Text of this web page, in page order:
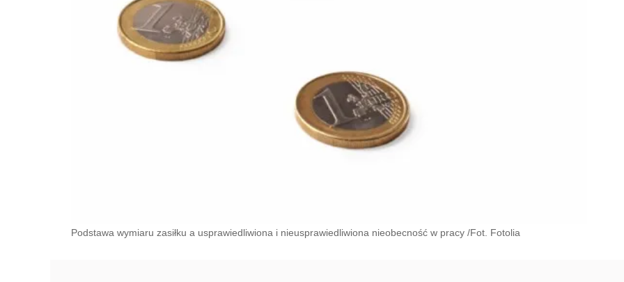
Podstawa wymiaru zasiłku a usprawiedliwiona i nieusprawiedliwiona nieobecność w pracy /Fot. Fotolia